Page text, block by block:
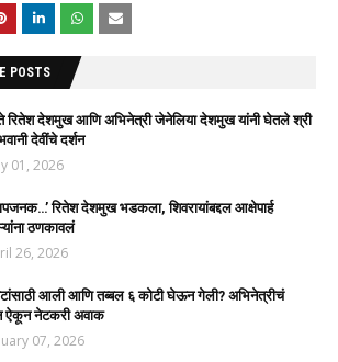
POSTS
रितेश देशमुख आणि अभिनेत्री जेनेलिया देशमुख यांनी घेतले श्री
देवींचे दर्शन
01, 2026
रितेश देशमुख भडकला, शिवरायांबद्दल आक्षेपार्ह
ठणकावलं
26, 2026
आली आणि तब्बल ६ कोटी घेऊन गेली? अभिनेत्रीचं
ऐकून नेटकरी अवाक
07, 2026